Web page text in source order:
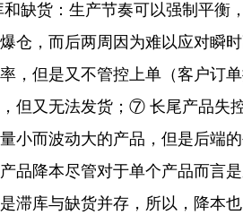
缺货：生产节奏可以强制平衡
仓，而后两周因为难以应对
，但是又不管控上单（客户订
但又无法发货；⑦ 长尾产品失
小而波动大的产品，但是后
品降本尽管对于单个产品而言
滞库与缺货并存，所以，降